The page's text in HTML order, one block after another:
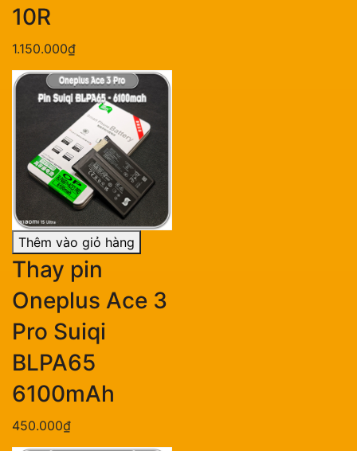
10R
1.150.000₫
Thêm vào giỏ hàng
Thay pin
Oneplus Ace 3
Pro Suiqi
BLPA65
6100mAh
450.000₫